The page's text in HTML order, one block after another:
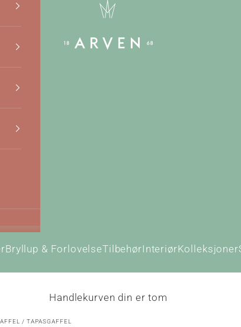
Bryllup & ForlovelseTilbehørInteriørKolleksjoner
Handlekurven din er tom
/ TAPASGAFFEL